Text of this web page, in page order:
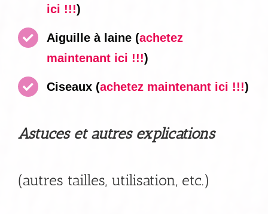
ici !!!)
Aiguille à laine (achetez
maintenant ici !!!)
Ciseaux (achetez maintenant ici !!!)
Astuces et autres explications
(autres tailles, utilisation, etc.)